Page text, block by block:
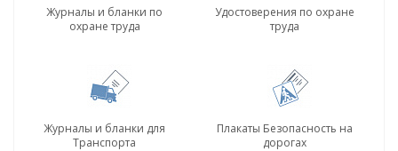
Журналы и бланки по
охране труда
Удостоверения по охране
труда
Журналы и бланки для
Транспорта
Плакаты Безопасность на
дорогах